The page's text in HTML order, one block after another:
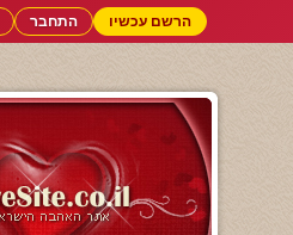
הרשם עכשיו התחבר